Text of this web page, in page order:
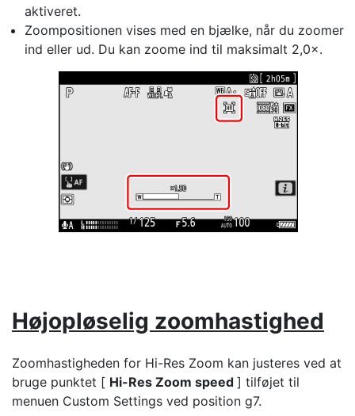
aktiveret.
Zoompositionen vises med en bjælke, når du zoomer
ind eller ud. Du kan zoome ind til maksimalt 2,0×.
Højopløselig zoomhastighed
Zoomhastigheden for Hi-Res Zoom kan justeres ved at
bruge punktet [ Hi-Res Zoom speed ] tilføjet til
menuen Custom Settings ved position g7.